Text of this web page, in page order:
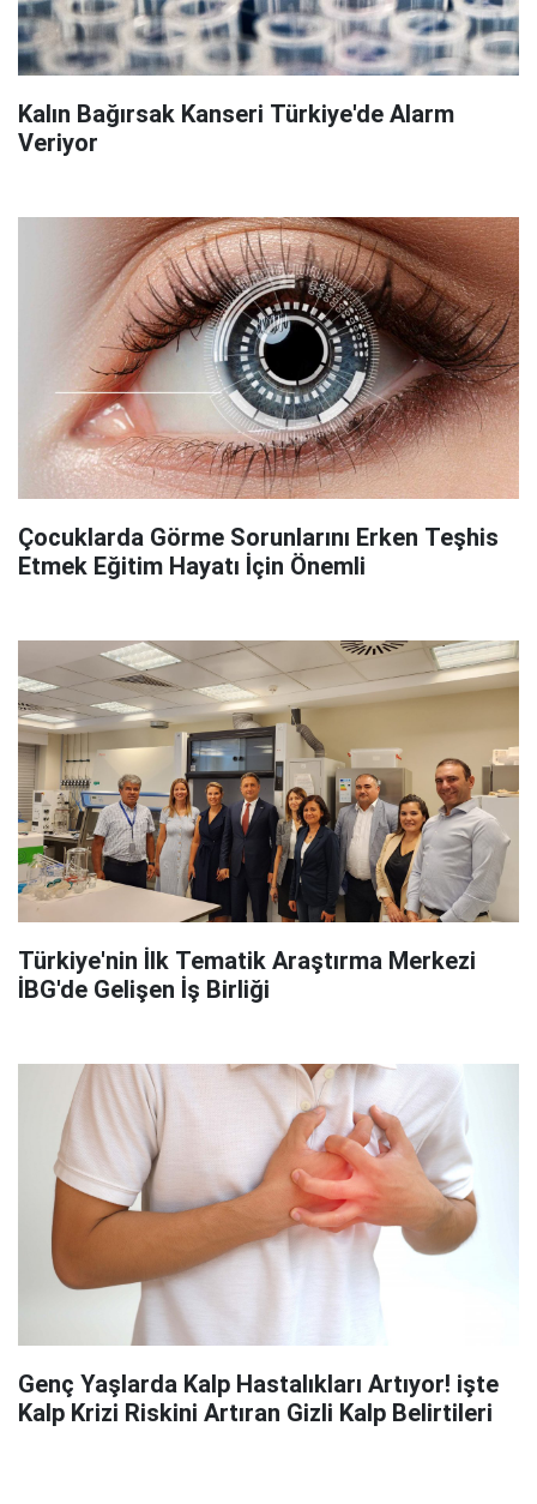
Kalın Bağırsak Kanseri Türkiye'de Alarm
Veriyor
Çocuklarda Görme Sorunlarını Erken Teşhis
Etmek Eğitim Hayatı İçin Önemli
Türkiye'nin İlk Tematik Araştırma Merkezi
İBG'de Gelişen İş Birliği
Genç Yaşlarda Kalp Hastalıkları Artıyor! işte
Kalp Krizi Riskini Artıran Gizli Kalp Belirtileri